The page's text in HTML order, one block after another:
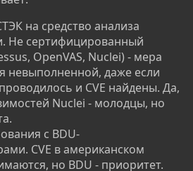
на средство анализа
Не сертифицированный
OpenVAS, Nuclei) - мера
невыполненной, даже если
и CVE найдены. Да,
Nuclei - молодцы, но
с BDU-
CVE в американском
но BDU - приоритет.